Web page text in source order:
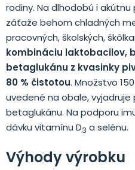
rodiny. Na dlhodobú i
záťaže behom chladných
pracovných, školských,
kombináciu laktobacilov,
betaglukánu z kvasinky
80 % čistotou. Množstvo
uvedené na obale,
betaglukánu. Na podporu
dávku vitamínu D3 a selénu.
Výhody výrobku